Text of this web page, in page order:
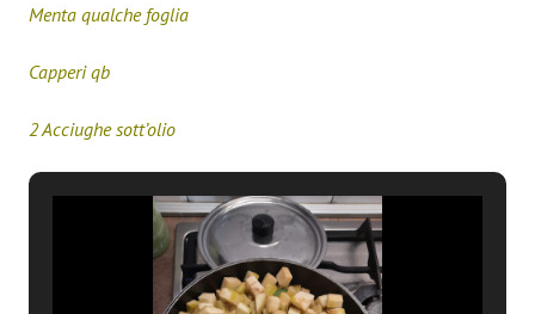
Menta qualche foglia
Capperi qb
2 Acciughe sott’olio